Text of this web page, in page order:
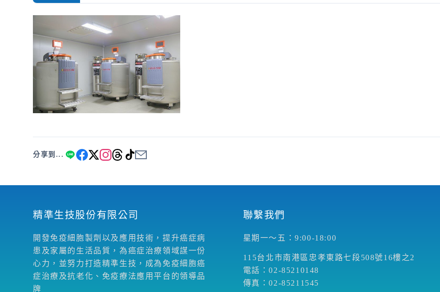
分享到...
精準生技股份有限公司
開發免疫細胞製劑以及應用技術，提升癌症病
患及家屬的生活品質，為癌症治療領域謀一份
心力，並努力打造精準生技，成為免疫細胞癌
症治療及抗老化、免疫療法應用平台的領導品
牌
聯繫我們
星期一～五：9:00-18:00
115台北市南港區忠孝東路七段508號16樓之2
電話：02-85210148
傳真：02-85211545